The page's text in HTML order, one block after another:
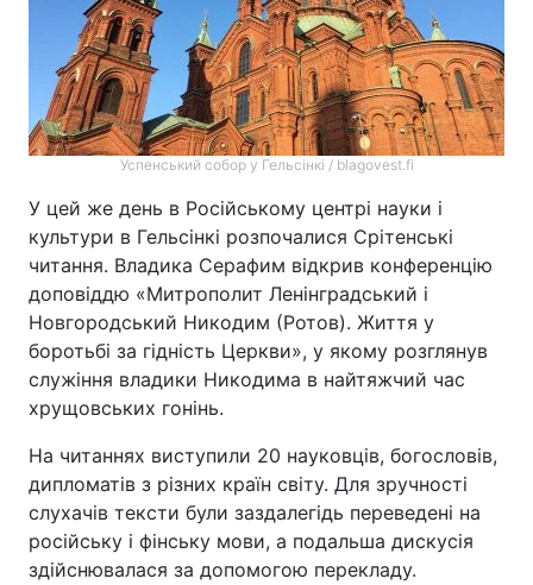
Успенський собор у Гельсінкі / blagovest.fi
У цей же день в Російському центрі науки і
культури в Гельсінкі розпочалися Срітенські
читання. Владика Серафим відкрив конференцію
доповіддю «Митрополит Ленінградський і
Новгородський Никодим (Ротов). Життя у
боротьбі за гідність Церкви», у якому розглянув
служіння владики Никодима в найтяжчий час
хрущовських гонінь.
На читаннях виступили 20 науковців, богословів,
дипломатів з різних країн світу. Для зручності
слухачів тексти були заздалегідь переведені на
російську і фінську мови, а подальша дискусія
здійснювалася за допомогою перекладу.